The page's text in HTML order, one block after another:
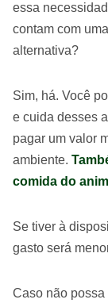
essa
contam com
alternativa?
Sim, há. Você
e cuida desses
pagar um valor
ambiente.
comida do
Se tiver à
gasto será
Caso não